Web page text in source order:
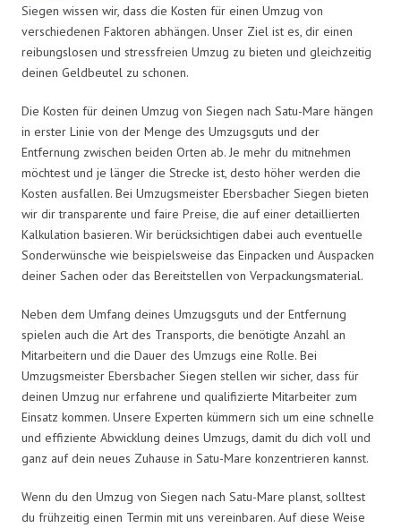
Siegen wissen wir, dass die Kosten für einen Umzug von
verschiedenen Faktoren abhängen. Unser Ziel ist es, dir einen
reibungslosen und stressfreien Umzug zu bieten und gleichzeitig
deinen Geldbeutel zu schonen.
Die Kosten für deinen Umzug von Siegen nach Satu-Mare hängen
in erster Linie von der Menge des Umzugsguts und der
Entfernung zwischen beiden Orten ab. Je mehr du mitnehmen
möchtest und je länger die Strecke ist, desto höher werden die
Kosten ausfallen. Bei Umzugsmeister Ebersbacher Siegen bieten
wir dir transparente und faire Preise, die auf einer detaillierten
Kalkulation basieren. Wir berücksichtigen dabei auch eventuelle
Sonderwünsche wie beispielsweise das Einpacken und Auspacken
deiner Sachen oder das Bereitstellen von Verpackungsmaterial.
Neben dem Umfang deines Umzugsguts und der Entfernung
spielen auch die Art des Transports, die benötigte Anzahl an
Mitarbeitern und die Dauer des Umzugs eine Rolle. Bei
Umzugsmeister Ebersbacher Siegen stellen wir sicher, dass für
deinen Umzug nur erfahrene und qualifizierte Mitarbeiter zum
Einsatz kommen. Unsere Experten kümmern sich um eine schnelle
und effiziente Abwicklung deines Umzugs, damit du dich voll und
ganz auf dein neues Zuhause in Satu-Mare konzentrieren kannst.
Wenn du den Umzug von Siegen nach Satu-Mare planst, solltest
du frühzeitig einen Termin mit uns vereinbaren. Auf diese Weise